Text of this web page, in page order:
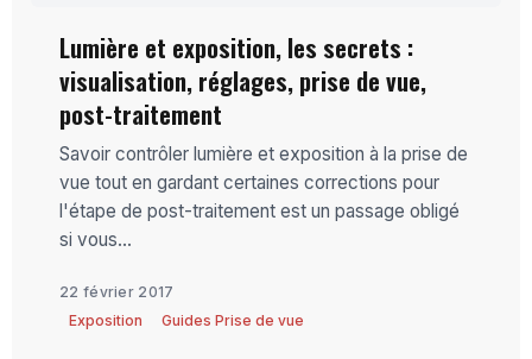
Lumière et exposition, les secrets :
visualisation, réglages, prise de vue,
post-traitement
Savoir contrôler lumière et exposition à la prise de
vue tout en gardant certaines corrections pour
l'étape de post-traitement est un passage obligé
si vous...
22 février 2017
Exposition
Guides Prise de vue